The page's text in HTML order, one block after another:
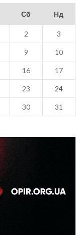
Сб Нд
2 3
9 10
16 17
23 24
30
31